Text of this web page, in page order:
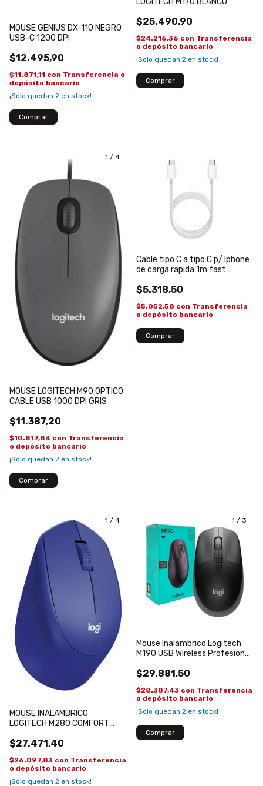
MOUSE GENIUS DX-110 NEGRO
USB-C 1200 DPI
$12.495,90
$11.871,11 con Transferencia o
depósito bancario
¡Solo quedan 2 en stock!
$25.490,90
$24.216,36 con Transferencia
o depósito bancario
¡Solo quedan 2 en stock!
1 / 4
MOUSE LOGITECH M90 OPTICO
CABLE USB 1000 DPI GRIS
$11.387,20
$10.817,84 con Transferencia
o depósito bancario
¡Solo quedan 2 en stock!
Cable tipo C a tipo C p/ Iphone
de carga rapida 1m fast
$5.318,50
$5.052,58 con Transferencia
o depósito bancario
1 / 4
MOUSE INALAMBRICO
LOGITECH M280 COMFORT
OPTICO
$27.471,40
$26.097,83 con Transferencia
o depósito bancario
¡Solo quedan 2 en stock!
1 / 3
Mouse Inalambrico Logitech
M190 USB Wireless Profesional
$29.881,50
$28.387,43 con Transferencia
o depósito bancario
¡Solo quedan 2 en stock!